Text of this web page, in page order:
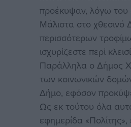
προέκυψαν, λόγω του
Μάλιστα στο χθεσινό
περισσότερων
ισχυρίζεστε περί
Παράλληλα ο Δήμος
των κοινωνικών
Δήμο, εφόσον
Ως εκ τούτου όλα
εφημερίδα «Πολίτης»,